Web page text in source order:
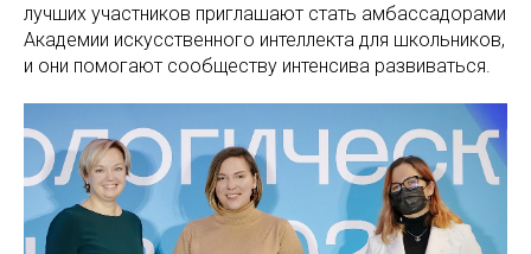
лучших участников приглашают стать амбассадорами
Академии искусственного интеллекта для школьников,
и они помогают сообществу интенсива развиваться.